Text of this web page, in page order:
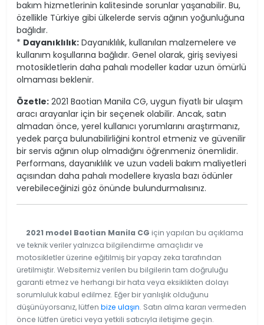
bakım hizmetlerinin kalitesinde sorunlar yaşanabilir. Bu,
özellikle Türkiye gibi ülkelerde servis ağının yoğunluğuna
bağlıdır.
* Dayanıklılık: Dayanıklılık, kullanılan malzemelere ve
kullanım koşullarına bağlıdır. Genel olarak, giriş seviyesi
motosikletlerin daha pahalı modeller kadar uzun ömürlü
olmaması beklenir.
Özetle: 2021 Baotian Manila CG, uygun fiyatlı bir ulaşım
aracı arayanlar için bir seçenek olabilir. Ancak, satın
almadan önce, yerel kullanıcı yorumlarını araştırmanız,
yedek parça bulunabilirliğini kontrol etmeniz ve güvenilir
bir servis ağının olup olmadığını öğrenmeniz önemlidir.
Performans, dayanıklılık ve uzun vadeli bakım maliyetleri
açısından daha pahalı modellere kıyasla bazı ödünler
verebileceğinizi göz önünde bulundurmalısınız.
2021 model Baotian Manila CG için yapılan bu açıklama
ve teknik veriler yalnızca bilgilendirme amaçlıdır ve
motosikletler üzerine eğitilmiş bir yapay zeka tarafından
üretilmiştir. Websitemiz verilen bu bilgilerin tam doğruluğu
garanti etmez ve herhangi bir hata veya eksiklikten dolayı
sorumluluk kabul edilmez. Eğer bir yanlışlık olduğunu
düşünüyorsanız, lütfen bize ulaşın. Satın alma kararı vermeden
önce lütfen üretici veya yetkili satıcıyla iletişime geçin.